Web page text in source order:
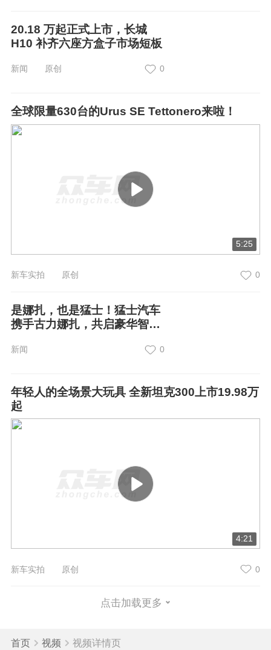
20.18 万起正式上市，长城
H10 补齐六座方盒子市场短板
新闻 原创 0
全球限量630台的Urus SE Tettonero来啦！
5:25
新车实拍 原创 0
是娜扎，也是猛士！猛士汽车
携手古力娜扎，共启豪华智能
新闻 0
年轻人的全场景大玩具 全新坦克300上市19.98万
起
4:21
新车实拍 原创 0
点击加载更多
首页 视频 视频详情页